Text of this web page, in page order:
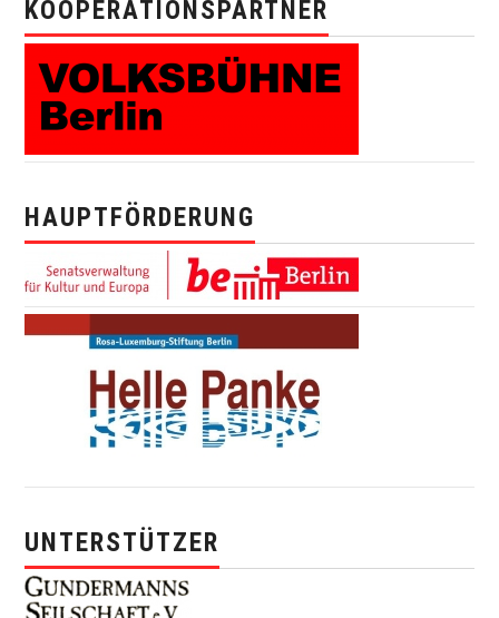
KOOPERATIONSPARTNER
HAUPTFÖRDERUNG
UNTERSTÜTZER